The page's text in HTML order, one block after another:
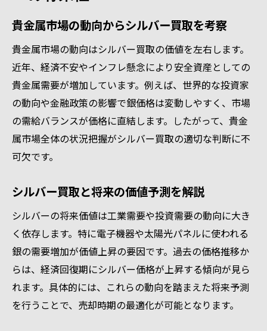
貴金属市場の動向からシルバー買取を考察
貴金属市場の動向はシルバー買取の価値を左右します。
近年、経済不安やインフレ懸念により安全資産としての
貴金属需要が増加しています。例えば、世界的な投資家
の動向や金融政策の影響で銀価格は変動しやすく、市場
の需給バランスが価格に直結します。したがって、貴金
属市場全体の状況把握がシルバー買取の適切な判断に不
可欠です。
シルバー買取と将来の価値予測を解説
シルバーの将来価値は工業需要や投資需要の動向に大き
く依存します。特に電子機器や太陽光パネルに使われる
銀の需要増加が価値上昇の要因です。過去の価格推移か
らは、経済回復期にシルバー価格が上昇する傾向が見ら
れます。具体的には、これらの動向を踏まえた将来予測
を行うことで、売却時期の最適化が可能となります。